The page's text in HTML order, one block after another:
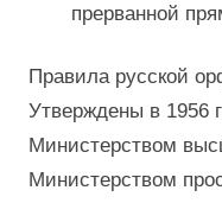
прерванной
Правила русской
Утверждены в 1956
Министерством
Министерством